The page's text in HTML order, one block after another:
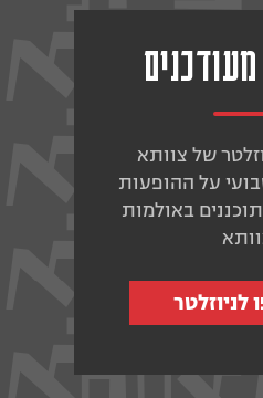
של צוותא
על ההופעות
באולמות
לניוזלטר